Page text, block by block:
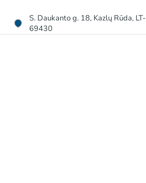
S. Daukanto g. 18, Kazlų Rūda, LT-
69430